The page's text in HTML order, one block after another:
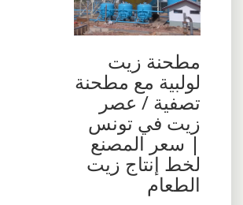
مطحنة زيت
لولبية مع مطحنة
تصفية / عصر
زيت في تونس
| سعر المصنع
لخط إنتاج زيت
الطعام